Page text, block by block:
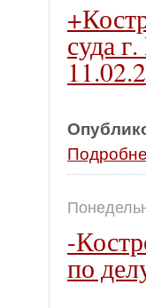
суда
-
по